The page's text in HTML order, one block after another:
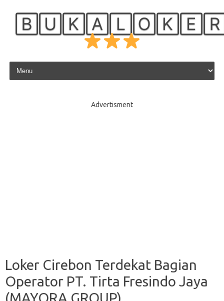
Skip to content
Advertisment
Loker Cirebon Terdekat Bagian
Operator PT. Tirta Fresindo Jaya
(MAYORA GROUP)